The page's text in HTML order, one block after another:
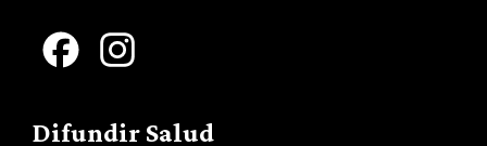
Facebook
Difundir Salud